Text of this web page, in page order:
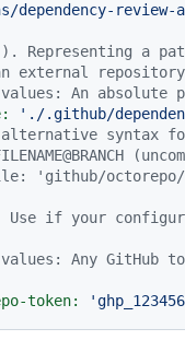
dependency-review-
Representing a
external
values: An
'./.github/
alternative syntax
FILENAME@BRANCH
'github/octorepo/
Use if your
Any GitHub
token: